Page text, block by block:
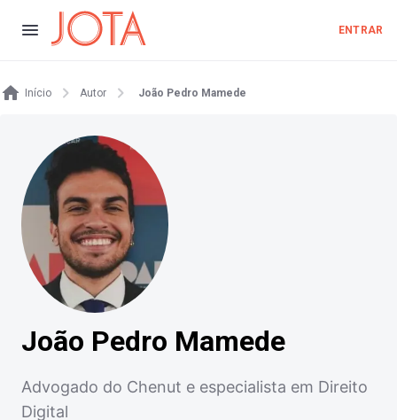
ENTRAR
Início Autor João Pedro Mamede
João Pedro Mamede
Advogado do Chenut e especialista em Direito
Digital